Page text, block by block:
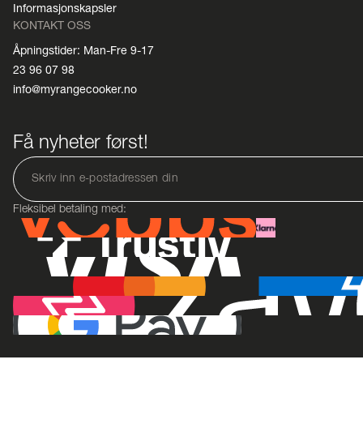
Informasjonskapsler
KONTAKT OSS
Åpningstider: Man-Fre 9-17
23 96 07 98
info@myrangecooker.no
Få nyheter først!
Fleksibel betaling med: